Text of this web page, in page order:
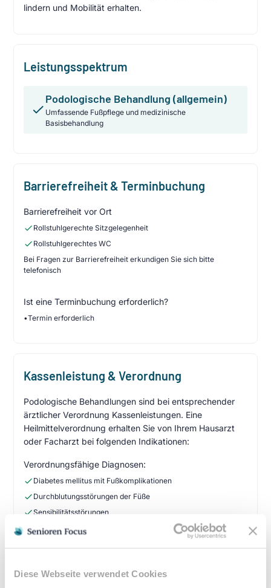
Diese Webseite verwendet Cookies
lindern und Mobilität erhalten.
Leistungsspektrum
Podologische Behandlung (allgemein)
Umfassende Fußpflege und medizinische
Basisbehandlung
Barrierefreiheit & Terminbuchung
Barrierefreiheit vor Ort
Rollstuhlgerechte Sitzgelegenheit
Rollstuhlgerechtes WC
Bei Fragen zur Barrierefreiheit erkundigen Sie sich bitte
telefonisch
Ist eine Terminbuchung erforderlich?
•Termin erforderlich
Kassenleistung & Verordnung
Podologische Behandlungen sind bei entsprechender
ärztlicher Verordnung Kassenleistungen. Eine
Heilmittelverordnung erhalten Sie von Ihrem Hausarzt
oder Facharzt bei folgenden Indikationen:
Verordnungsfähige Diagnosen:
Diabetes mellitus mit Fußkomplikationen
Durchblutungsstörungen der Füße
Sensibilitätsstörungen
Querschnittslähmung
•10% Zuzahlung pro Behandlung (mind. 5€, max. 10€)